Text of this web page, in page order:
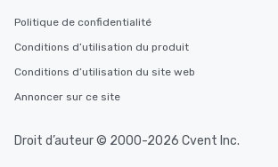
Politique de confidentialité
Conditions d’utilisation du produit
Conditions d’utilisation du site web
Annoncer sur ce site
Droit d’auteur © 2000-2026 Cvent Inc.